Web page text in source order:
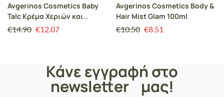
Avgerinos Cosmetics Baby
Talc Κρέμα Χεριών και
Σώματος 200ml
€14.90 €12.07
Avgerinos Cosmetics Body &
Hair Mist Glam 100ml
€10.50 €8.51
Κάνε εγγραφή στο
newsletter μας!